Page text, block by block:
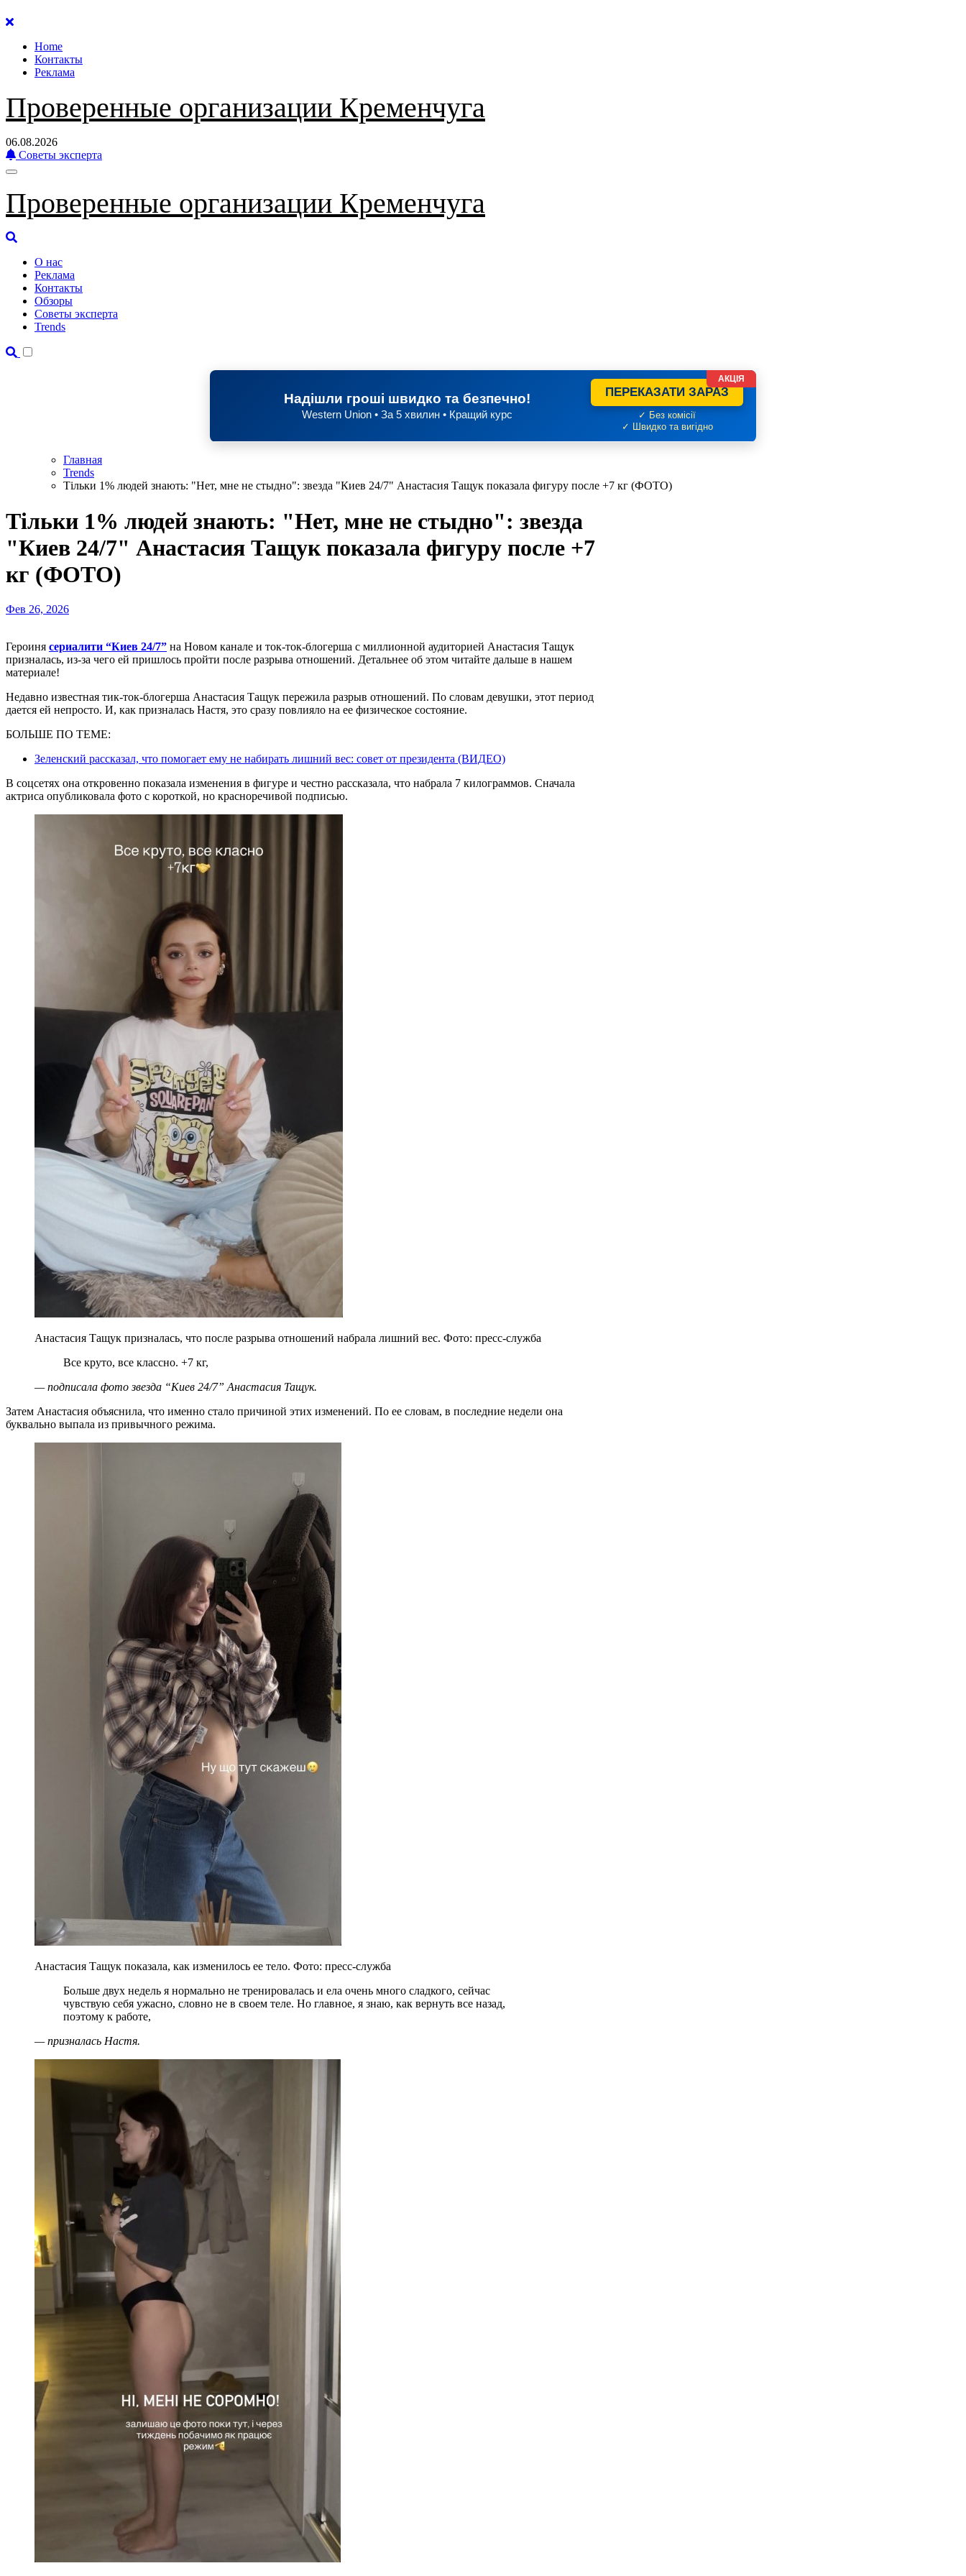
Перейти
содержанию
Home
Контакты
Реклама
Проверенные организации Кременчуга
06.08.2026
Советы эксперта
Проверенные организации Кременчуга
О нас
Реклама
Контакты
Обзоры
Советы эксперта
Trends
Надішли гроші швидко та безпечно!
Western Union • За 5 хвилин • Кращий курс
ПЕРЕКАЗАТИ ЗАРАЗ
✓ Без комісії
✓ Швидко та вигідно
АКЦІЯ
Главная
Trends
Тільки 1% людей знають: "Нет, мне не стыдно": звезда "Киев 24/7" Анастасия Тащук показала фигуру после +7 кг (ФОТО)
Тільки 1% людей знають: "Нет, мне не стыдно": звезда
"Киев 24/7" Анастасия Тащук показала фигуру после +7
кг (ФОТО)
Фев 26, 2026
Героиня сериалити “Киев 24/7” на Новом канале и ток-ток-блогерша с миллионной аудиторией Анастасия Тащук
призналась, из-за чего ей пришлось пройти после разрыва отношений. Детальнее об этом читайте дальше в нашем
материале!
Недавно известная тик-ток-блогерша Анастасия Тащук пережила разрыв отношений. По словам девушки, этот период
дается ей непросто. И, как призналась Настя, это сразу повлияло на ее физическое состояние.
БОЛЬШЕ ПО ТЕМЕ:
Зеленский рассказал, что помогает ему не набирать лишний вес: совет от президента (ВИДЕО)
В соцсетях она откровенно показала изменения в фигуре и честно рассказала, что набрала 7 килограммов. Сначала
актриса опубликовала фото с короткой, но красноречивой подписью.
Анастасия Тащук призналась, что после разрыва отношений набрала лишний вес. Фото: пресс-служба
Все круто, все классно. +7 кг,
— подписала фото звезда “Киев 24/7” Анастасия Тащук.
Затем Анастасия объяснила, что именно стало причиной этих изменений. По ее словам, в последние недели она
буквально выпала из привычного режима.
Анастасия Тащук показала, как изменилось ее тело. Фото: пресс-служба
Больше двух недель я нормально не тренировалась и ела очень много сладкого, сейчас
чувствую себя ужасно, словно не в своем теле. Но главное, я знаю, как вернуть все назад,
поэтому к работе,
— призналась Настя.